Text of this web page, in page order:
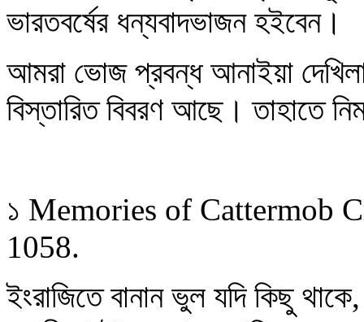
ভারতবর্ষের ধন্যবাদভাজন হইবেন।
আমরা ভোজ প্রবন্ধ আনাইয়া
বিস্তারিত বিবরণ আছে। তাহাতে
১ Memories of Cattermob
1058.
ইংরাজিতে বানান ভুল যদি কিছু